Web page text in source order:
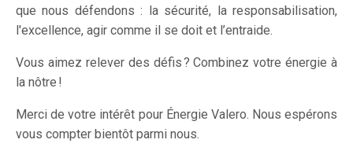
que nous défendons : la sécurité, la responsabilisation,
l'excellence, agir comme il se doit et l’entraide.
Vous aimez relever des défis ? Combinez votre énergie à
la nôtre !
Merci de votre intérêt pour Énergie Valero. Nous espérons
vous compter bientôt parmi nous.